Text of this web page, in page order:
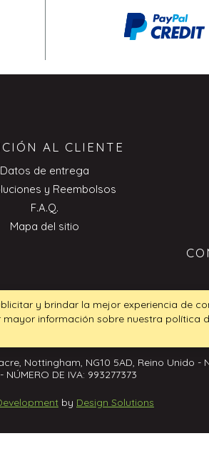
AL CLIENTE
Datos de entrega
y Reembolsos
F.A.Q.
Mapa del sitio
Nottingham, NG10 5AD, Reino Unido
NÚMERO DE IVA: 993277373
by Design Solutions
y brindar la mejor experiencia de
información sobre nuestra política